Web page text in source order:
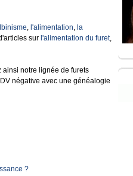
, l'alimentation, la
sur l'alimentation du furet,
ainsi notre lignée de furets
négative avec une généalogie
?